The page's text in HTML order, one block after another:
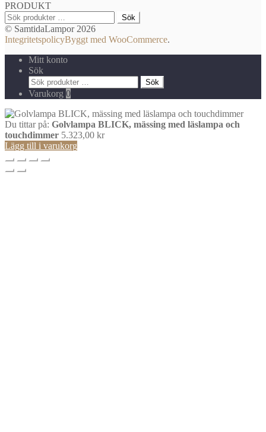
PRODUKT
Sök
efter:
Sök
© SamtidaLampor 2026
IntegritetspolicyByggt med WooCommerce.
Mitt konto
Sök
Sök
efter:
Sök
Varukorg 0
Du tittar på: Golvlampa BLICK, mässing med läslampa och
touchdimmer 5.323,00 kr
Lägg till i varukorg